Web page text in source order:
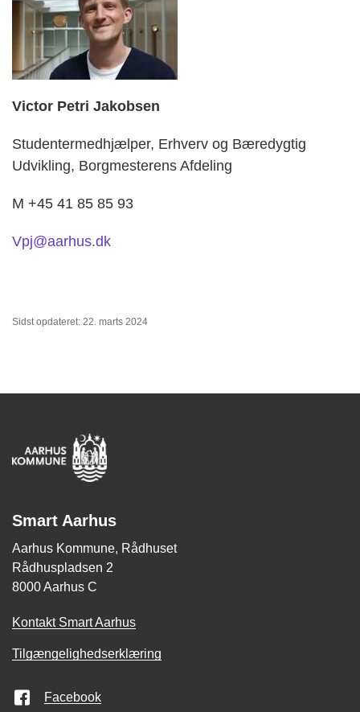
Victor Petri Jakobsen
Studentermedhjælper, Erhverv og Bæredygtig
Udvikling, Borgmesterens Afdeling
M +45 41 85 85 93
Vpj@aarhus.dk
Sidst opdateret: 22. marts 2024
Smart Aarhus
Aarhus Kommune, Rådhuset
Rådhuspladsen 2
8000 Aarhus C
Kontakt Smart Aarhus
Tilgængelighedserklæring
Facebook